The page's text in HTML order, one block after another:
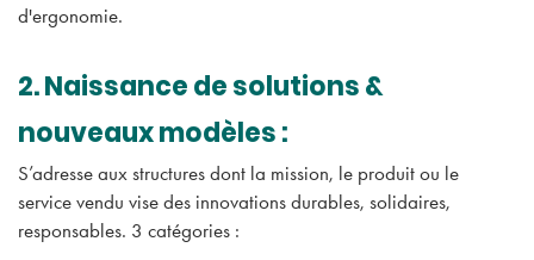
d'ergonomie.
2. Naissance de solutions &
nouveaux modèles :
S’adresse aux structures dont la mission, le produit ou le
service vendu vise des innovations durables, solidaires,
responsables. 3 catégories :